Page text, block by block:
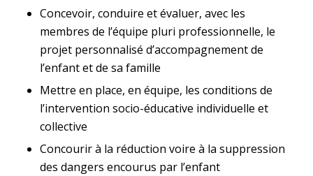
Concevoir, conduire et évaluer, avec les
membres de l’équipe pluri professionnelle, le
projet personnalisé d’accompagnement de
l’enfant et de sa famille
Mettre en place, en équipe, les conditions de
l’intervention socio-éducative individuelle et
collective
Concourir à la réduction voire à la suppression
des dangers encourus par l’enfant